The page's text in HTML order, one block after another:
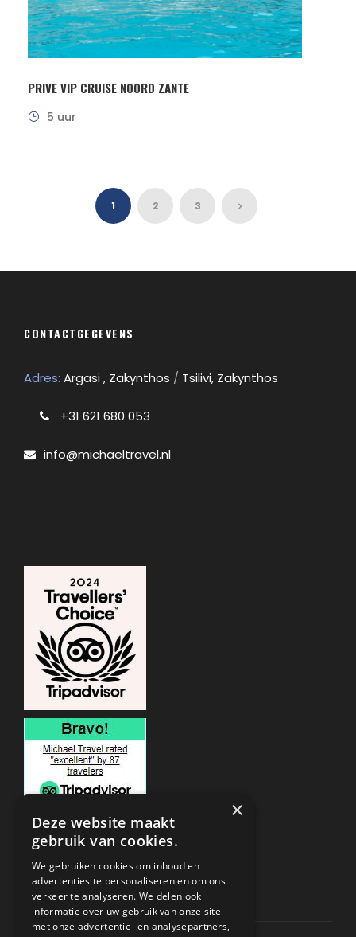
PRIVE VIP CRUISE NOORD ZANTE
5 uur
1 2 3
CONTACTGEGEVENS
Adres: Argasi , Zakynthos / Tsilivi, Zakynthos
+31 621 680 053
info@michaeltravel.nl
ONDERSTEUNING
Privacy & Policy
×
Deze website maakt
gebruik van cookies.
We gebruiken cookies om inhoud en
advertenties te personaliseren en om ons
verkeer te analyseren. We delen ook
informatie over uw gebruik van onze site
met onze advertentie- en analysepartners,